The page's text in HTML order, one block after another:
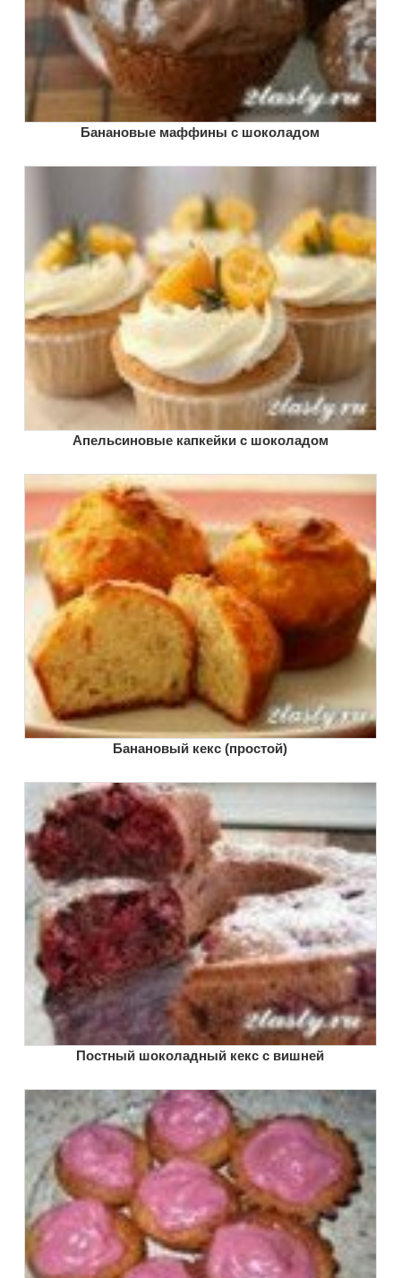
Банановые маффины с шоколадом
Апельсиновые капкейки с шоколадом
Банановый кекс (простой)
Постный шоколадный кекс с вишней